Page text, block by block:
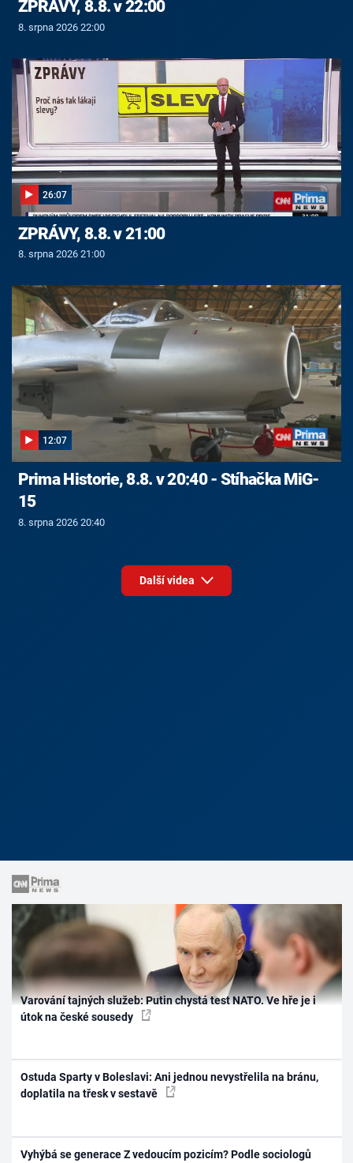
ZPRÁVY, 8.8. v 22:00
8. srpna 2026 22:00
26:07
ZPRÁVY, 8.8. v 21:00
8. srpna 2026 21:00
12:07
Prima Historie, 8.8. v 20:40 - Stíhačka MiG-
15
8. srpna 2026 20:40
Další videa
Varování tajných služeb: Putin chystá test NATO. Ve hře je i
útok na české sousedy
Ostuda Sparty v Boleslavi: Ani jednou nevystřelila na bránu,
doplatila na třesk v sestavě
Vyhýbá se generace Z vedoucím pozicím? Podle sociologů